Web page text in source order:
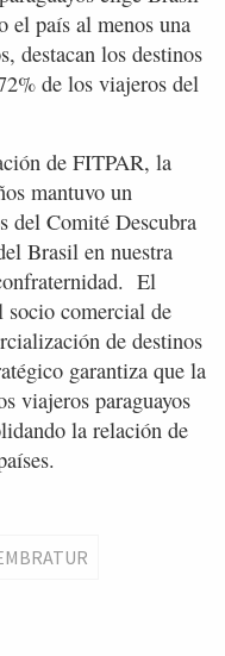
el país al menos una
destacan los destinos
de los viajeros del
de FITPAR, la
mantuvo un
del Comité Descubra
Brasil en nuestra
El
socio comercial de
de destinos
garantiza que la
viajeros paraguayos
la relación de